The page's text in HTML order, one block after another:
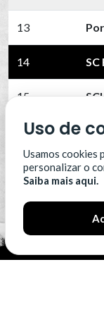
13
14 SC
15
16
VER
Uso de
Usamos cookies
personalizar o
Saiba mais aqui.